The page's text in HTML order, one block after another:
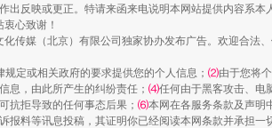
镜头丨大暑三秋近
反映或更正。特请来函来电说明本网站提供内容系
心致谢！
传媒（北京）有限公司独家协办发布广告。欢迎合法
规定或相关政府的要求提供您的个人信息； ⑵由于您将
息，由此所产生的纠纷责任； ⑷任何由于黑客攻击、电
抗拒导致的任何事态后果； ⑹本网在各服务条款及声明
料等讯息投稿，其证明你已经阅读本网条款并承担